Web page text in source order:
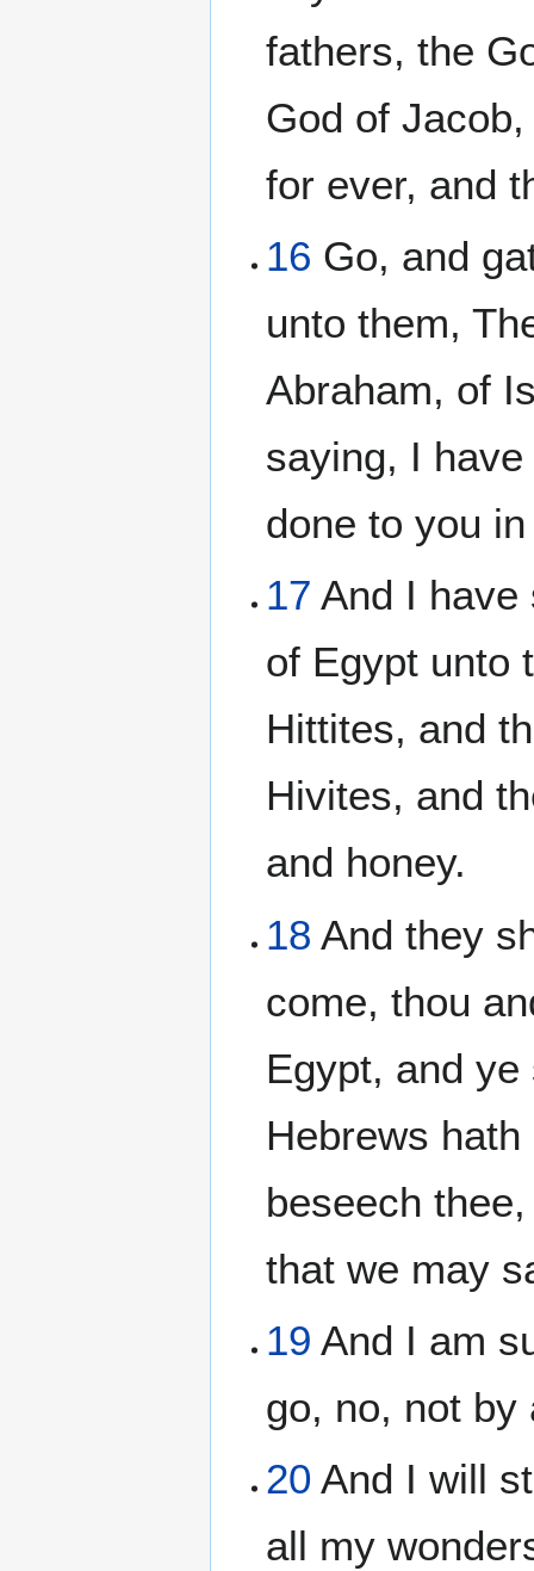
fathers, the
God of
for ever, and
16 Go, and
unto them,
Abraham, of
saying, I
done to you
17 And I have
of Egypt unto
Hittites, and
Hivites, and
and honey.
18 And they
come, thou
Egypt, and
Hebrews
beseech
that we may
19 And I am
go, no, not by
20 And I will
all my